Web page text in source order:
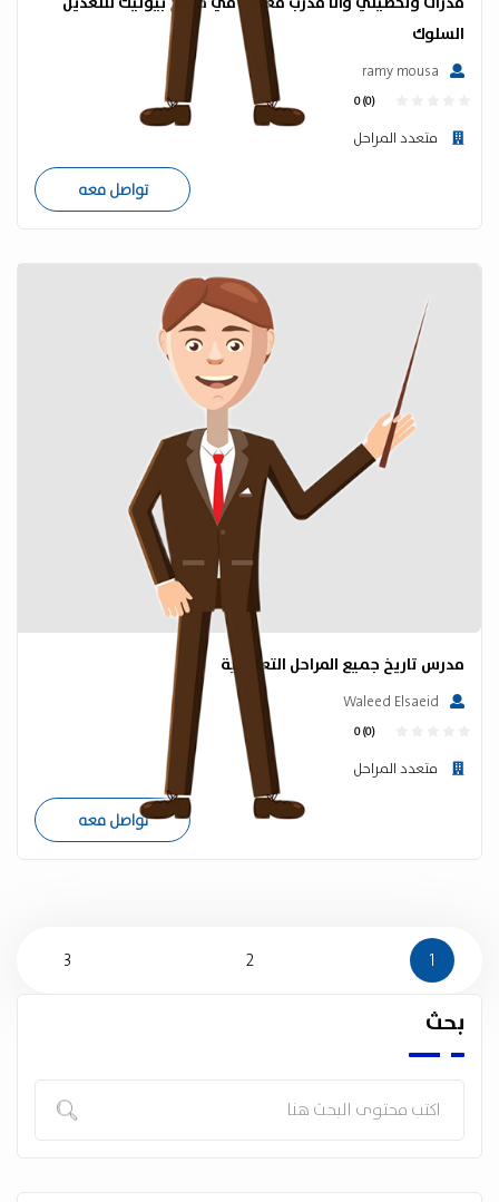
السلوك
ramy mousa
0 (0)
متعدد المراحل
تواصل معه
مدرس تاريخ جميع المراحل التعليمية
Waleed Elsaeid
0 (0)
متعدد المراحل
تواصل معه
1
2
3
بحث